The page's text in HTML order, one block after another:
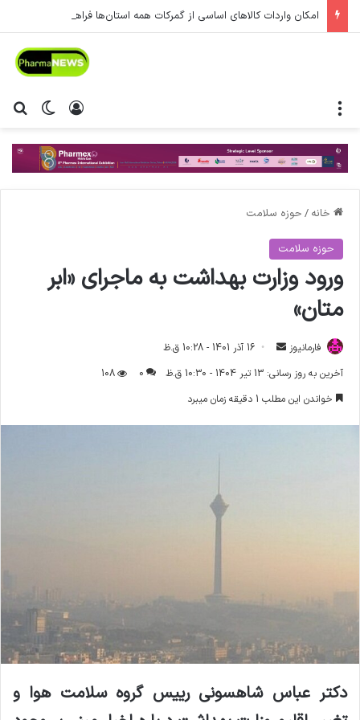
امکان واردات کالاهای اساسی از گمرکات همه استان‌ها فراهم شد.
تغییر ورود
خانه / حوزه سلامت
حوزه سلامت
ورود وزارت بهداشت به ماجرای «ابر
متان»
فارمانیوز
ا
ل
16 آذر 1401 - 10:28 ق.ظ
آخرین به روز رسانی: 13 تیر 1404 - 10:30 ق.ظ
0
108
خواندن این مطلب 1 دقیقه زمان میبرد
دکتر عباس شاهسونی رییس گروه سلامت هوا و